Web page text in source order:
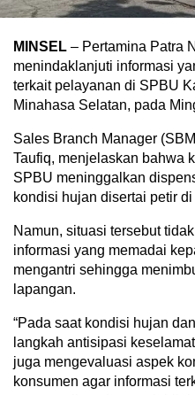
MINSEL – Pertamina Patra
menindaklanjuti informasi
terkait pelayanan di SPBU
Minahasa Selatan, pada
Sales Branch Manager
Taufiq, menjelaskan bahwa
SPBU meninggalkan
kondisi hujan disertai petir
Namun, situasi tersebut
informasi yang memadai
mengantri sehingga
lapangan.
“Pada saat kondisi hujan
langkah antisipasi
juga mengevaluasi aspek
konsumen agar informasi